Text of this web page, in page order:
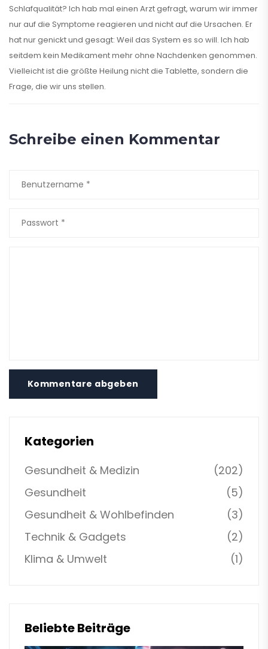
Schlafqualität? Ich hab mal einen Arzt gefragt, warum wir immer
nur auf die Symptome reagieren und nicht auf die Ursachen. Er
hat nur genickt und gesagt: Weil das System es so will. Ich hab
seitdem kein Medikament mehr ohne Nachdenken genommen.
Vielleicht ist die größte Heilung nicht die Tablette, sondern die
Frage, die wir uns stellen.
Schreibe einen Kommentar
Kommentare abgeben
Kategorien
Gesundheit & Medizin
(202)
Gesundheit
(5)
Gesundheit & Wohlbefinden
(3)
Technik & Gadgets
(2)
Klima & Umwelt
(1)
Beliebte Beiträge